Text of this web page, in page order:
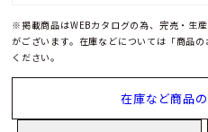
※掲載商品はWEBカタログの為、完売・生
がございます。在庫などについては「商品
ください。
在庫など商品